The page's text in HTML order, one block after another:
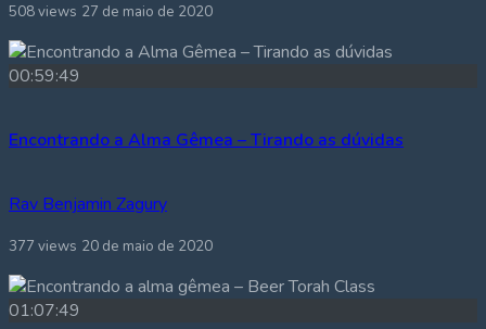
508 views 27 de maio de 2020
00:59:49
Encontrando a Alma Gêmea – Tirando as dúvidas
Rav Benjamin Zagury
377 views 20 de maio de 2020
01:07:49